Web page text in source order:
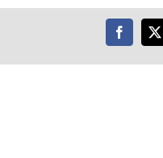
Facebook
X